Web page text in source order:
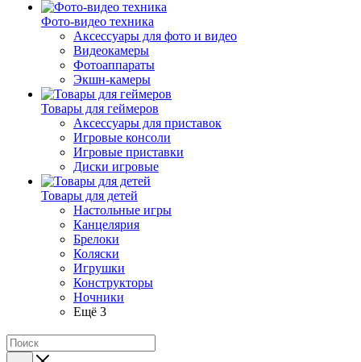
Фото-видео техника
Аксессуары для фото и видео
Видеокамеры
Фотоаппараты
Экшн-камеры
Товары для геймеров
Аксессуары для приставок
Игровые консоли
Игровые приставки
Диски игровые
Товары для детей
Настольные игры
Канцелярия
Брелоки
Коляски
Игрушки
Конструкторы
Ночники
Ещё 3